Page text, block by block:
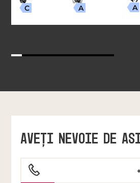
C A A
AVEŢI NEVOIE DE